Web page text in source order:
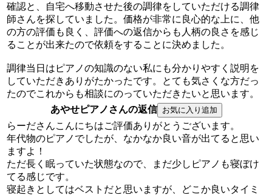
確認と、自宅へ移動させた後の調律をしていただける調律
師さんを探していました。価格が非常に良心的な上に、他
の方の評価も良く、評価への返信からも人柄の良さを感じ
ることが出来たので依頼をすることに決めました。
調律当日はピアノの知識のない私にも分かりやすく説明を
していただきありがたかったです。とても気さくな方だっ
たのでこれからも相談にのっていただきたいと思います。
あやせピアノさんの返信
らーださんこんにちはご評価ありがとうございます。
年代物のピアノでしたが、なかなか良い音が出てると思い
ますよ！
ただ長く眠っていた状態なので、まだ少しピアノも寝ぼけ
てる感じです。
寝起きとしてはベストだと思いますが、どこか良いタイミ